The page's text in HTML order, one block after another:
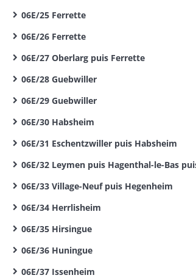
06E/25 Ferrette
06E/26 Ferrette
06E/27 Oberlarg puis Ferrette
06E/28 Guebwiller
06E/29 Guebwiller
06E/30 Habsheim
06E/31 Eschentzwiller puis Habsheim
06E/32 Leymen puis Hagenthal-le-Bas
06E/33 Village-Neuf puis Hegenheim
06E/34 Herrlisheim
06E/35 Hirsingue
06E/36 Huningue
06E/37 Issenheim